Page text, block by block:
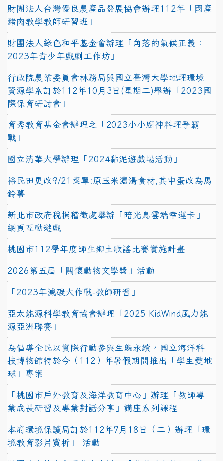
財團法人台灣優良農產品發展協會辦理112年「國產
豬肉教學教師研習班」
財團法人綠色和平基金會辦理「角落的氣候正義：
2023年青少年戲劇工作坊」
行政院農業委員會林務局與國立臺灣大學地理環境
資源學系訂於112年10月3日(星期二)舉辦「2023國
際保育研討會」
育秀教育基金會辦理之「2023小小廚神料理爭霸
戰」
國立清華大學辦理「2024黏泥遊戲場活動」
裕民田更改9/21菜單:原玉米濃湯食材,其中蛋改為馬
鈴薯
新北市政府稅捐稽徵處舉辦「暗光鳥雲端幸運卡」
網頁互動遊戲
桃園市112學年度師生鄉土歌謠比賽實施計畫
2026第五屆「關懷動物文學獎」活動
「2023年減碳大作戰-教師研習」
亞太能源科學教育協會辦理「2025 KidWind風力能
源亞洲聯賽」
為倡導全民以實際行動參與生態永續，國立海洋科
技博物館特於今（112）年暑假期間推出「學生愛地
球」專案
「桃園市戶外教育及海洋教育中心」辦理「教師專
業成長研習及專業對話分享」講座系列課程
本府環境保護局訂於112年7月18日（二）辦理「環
境教育影片賞析」 活動